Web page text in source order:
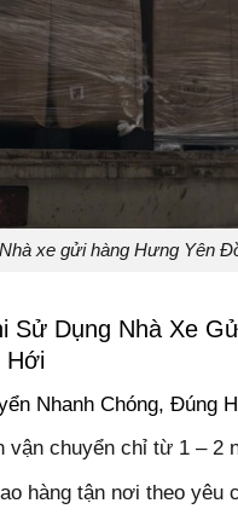
Nhà xe gửi hàng Hưng Yên
Sử Dụng Nhà Xe
Hới
Nhanh Chóng, Đúng
vận chuyển chỉ từ 1 – 2
hàng tận nơi theo yêu